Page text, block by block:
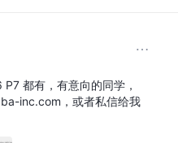
都有，有意向的同学，
inc.com，或者私信给我